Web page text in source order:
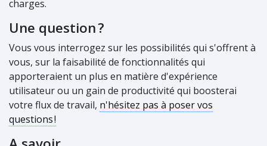
charges.
Une question?
Vous vous interrogez sur les possibilités qui s'offrent à
vous, sur la faisabilité de fonctionnalités qui
apporteraient un plus en matière d'expérience
utilisateur ou un gain de productivité qui boosterai
votre flux de travail, n'hésitez pas à poser vos
questions!